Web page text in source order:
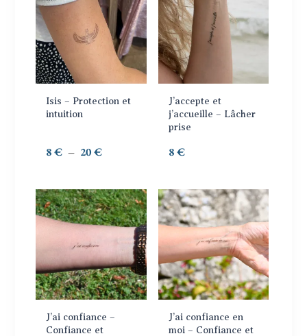
à
25 €
du
produit
Isis – Protection et
intuition
8€ – 20€Plage
prix :
8 €
à
20 €
produit
a
plusieurs
variations.
Les
options
peuvent
choisies
la
page
du
produit
J’accepte et
j’accueille – Lâcher
prise
8€
J’ai confiance –
Confiance et
J’ai confiance en
moi – Confiance et